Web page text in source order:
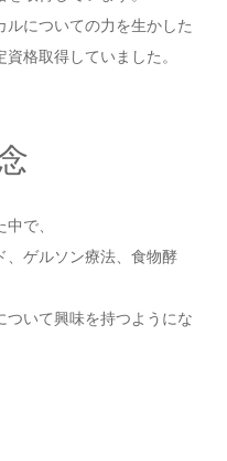
ルについての力を生かした
格取得していました。
で、
、ゲルソン療法、食物酵
ついて興味を持つようにな